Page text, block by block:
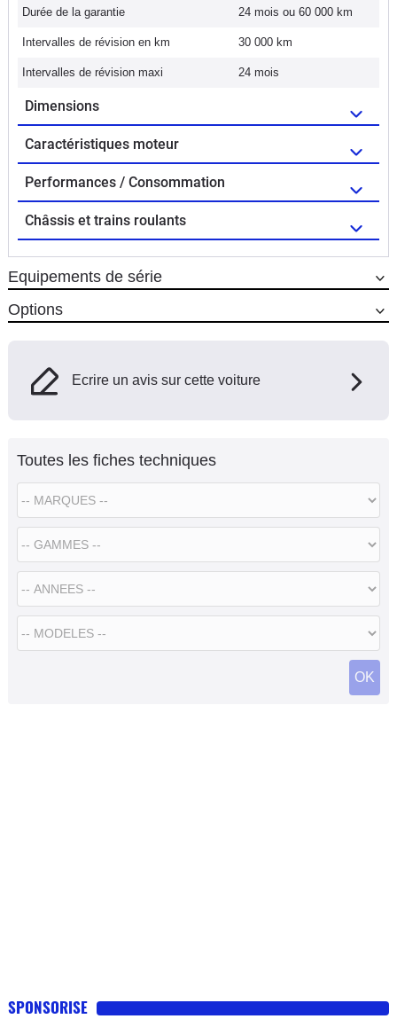
Durée de la garantie 24 mois ou 60 000 km
Intervalles de révision en km 30 000 km
Intervalles de révision maxi 24 mois
Dimensions
Caractéristiques moteur
Performances / Consommation
Châssis et trains roulants
Equipements de série
Options
Ecrire un avis sur cette voiture
Toutes les fiches techniques
SPONSORISE